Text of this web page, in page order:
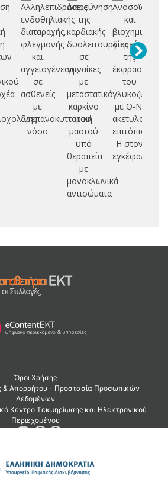
Αλληλεπιδράσεις
ενδοθηλιακής
διαταραχής,
φλεγμονής
και
αγγειογένεσης
σε
ασθενείς
με
δρεπανοκυτταρική
νόσο
Διερεύνηση
της
καρδιακής
δυσλειτουργίας
σε
γυναίκες
με
μεταστατικό
καρκίνο
του
μαστού
υπό
θεραπεία
με
μονοκλωνικά
αντισώματα
και
βιοχημική
διερεύνηση
της
έκφρασης
του
με Ο-Ν-
επιτόπιου
Η στον
εγκέφαλο